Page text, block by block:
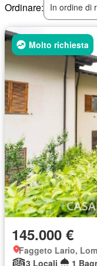
Ordinare:
In ordine di
Molto richiesta
145.000 €
Faggeto Lario,
3 Locali
1